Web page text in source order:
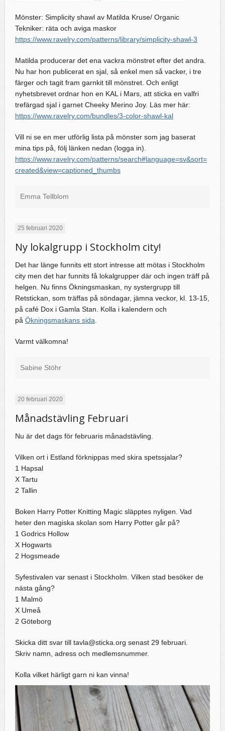
Mönster: Simplicity shawl av Matilda Kruse/ Organic
Tekniker: räta och aviga maskor
https://www.ravelry.com/patterns/library/simplicity-shawl-3
Matilda producerar det ena vackra mönstret efter det andra.
Nu har hon publicerat en sjal, så enkel men så vacker, i tre
färger och tagit fram garnkit till mönstret. Och enligt
nyhetsbrevet ordnar hon en KAL i Mars, att sticka en valfri
trefärgad sjal i garnet Cheeky Merino Joy. Läs mer här:
https://www.ravelry.com/bundles/3-color-shawl-kal
Vill ni se en mer utförlig lista på mönster som jag baserat
mina tips på, följ länken nedan (logga in).
https://www.ravelry.com/patterns/search#language=sv&sort=
created&view=captioned_thumbs
Emma Tellblom
25 februari 2020
Ny lokalgrupp i Stockholm city!
Det har länge funnits ett stort intresse att mötas i Stockholm
city men det har funnits få lokalgrupper där och ingen träff på
helgen. Nu finns Ökningsmaskan, ny systergrupp till
Retstickan, som träffas på söndagar, jämna veckor, kl. 13-15,
på café Dox i Gamla Stan. Kolla i kalendern och
på Ökningsmaskans sida
Varmt välkomna!
Sabine Stöhr
20 februari 2020
Månadstävling Februari
Nu är det dags för februaris månadstävling.
Vilken ort i Estland förknippas med skira spetssjalar?
1 Hapsal
X Tartu
2 Tallin
Boken Harry Potter Knitting Magic släpptes nyligen. Vad
heter den magiska skolan som Harry Potter går på?
1 Godrics Hollow
X Hogwarts
2 Hogsmeade
Syfestivalen var senast i Stockholm. Vilken stad besöker de
nästa gång?
1 Malmö
X Umeå
2 Göteborg
Skicka ditt svar till tavla@sticka.org senast 29 februari.
Skriv namn, adress och medlemsnummer.
Kolla vilket härligt garn ni kan vinna!